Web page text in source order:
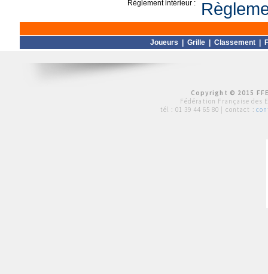
Règlement intérieur :
Joueurs Grille Classement
Copyright © 2015
Fédération Française des
tél : 01 39 44 65 80 | contact :